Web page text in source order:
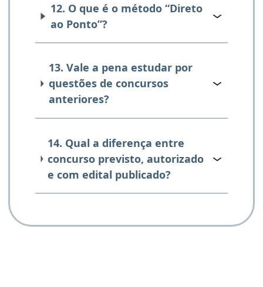
12. O que é o método “Direto
ao Ponto”?
13. Vale a pena estudar por
questões de concursos
anteriores?
14. Qual a diferença entre
concurso previsto, autorizado
e com edital publicado?